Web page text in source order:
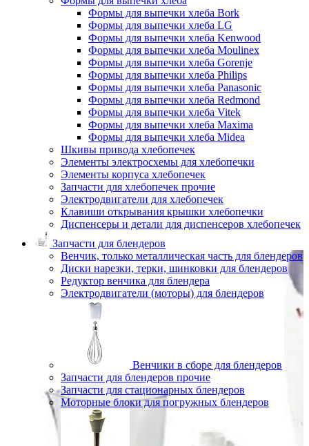
Формы для выпечки хлеба Bork
Формы для выпечки хлеба LG
Формы для выпечки хлеба Kenwood
Формы для выпечки хлеба Moulinex
Формы для выпечки хлеба Gorenje
Формы для выпечки хлеба Philips
Формы для выпечки хлеба Panasonic
Формы для выпечки хлеба Redmond
Формы для выпечки хлеба Vitek
Формы для выпечки хлеба Maxima
Формы для выпечки хлеба Midea
Шкивы привода хлебопечек
Элементы электросхемы для хлебопечки
Элементы корпуса хлебопечек
Запчасти для хлебопечек прочие
Электродвигатели для хлебопечек
Клавиши открывания крышки хлебопечки
Диспенсеры и детали для диспенсеров хлебопечек
Запчасти для блендеров
Венчик, только металлическая часть для блендеров
Диски нарезки, терки, шинковки для блендеров
Редуктор венчика для блендера
Электродвигатели (моторы) для блендеров
Венчики в сборе для блендеров
Запчасти для блендеров прочие
Запчасти для стационарных блендеров
Моторные блоки для погружных блендеров